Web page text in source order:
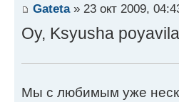
Gateta» 23 окт 2009,
Oy, Ksyusha
Мы с любимым уже